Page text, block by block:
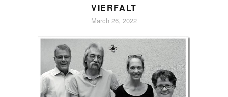
VIERFALT
March 26, 2022